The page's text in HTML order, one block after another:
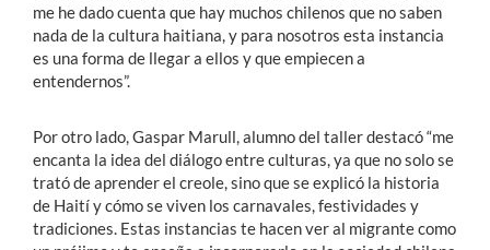
me he dado cuenta que hay muchos chilenos que no saben
nada de la cultura haitiana, y para nosotros esta instancia
es una forma de llegar a ellos y que empiecen a
entendernos”.
Por otro lado, Gaspar Marull, alumno del taller destacó “me
encanta la idea del diálogo entre culturas, ya que no solo se
trató de aprender el creole, sino que se explicó la historia
de Haití y cómo se viven los carnavales, festividades y
tradiciones. Estas instancias te hacen ver al migrante como